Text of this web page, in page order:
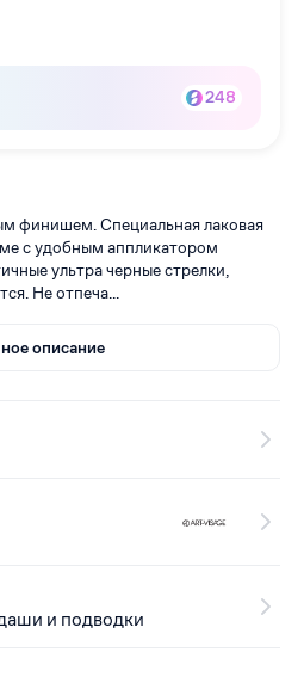
248
финишем. Специальная лаковая
с удобным аппликатором
ультра черные стрелки,
Не отпеча...
описание
и подводки